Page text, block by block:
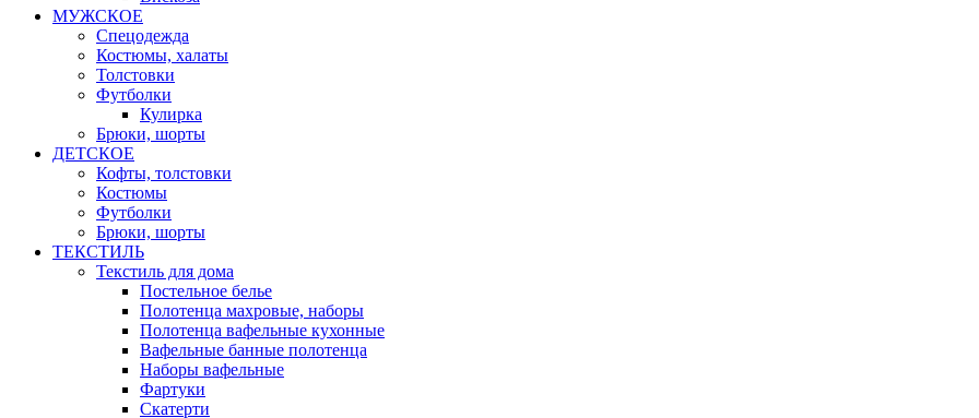
МУЖСКОЕ
Спецодежда
Костюмы, халаты
Толстовки
Футболки
Кулирка
Брюки, шорты
ДЕТСКОЕ
Кофты, толстовки
Костюмы
Футболки
Брюки, шорты
ТЕКСТИЛЬ
Текстиль для дома
Постельное белье
Полотенца махровые, наборы
Полотенца вафельные кухонные
Вафельные банные полотенца
Наборы вафельные
Фартуки
Скатерти